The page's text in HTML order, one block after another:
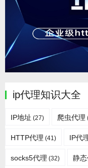
ip代理知识大全
IP地址 (27) 爬虫代理
HTTP代理 (41) IP代
socks5代理 (32) 静